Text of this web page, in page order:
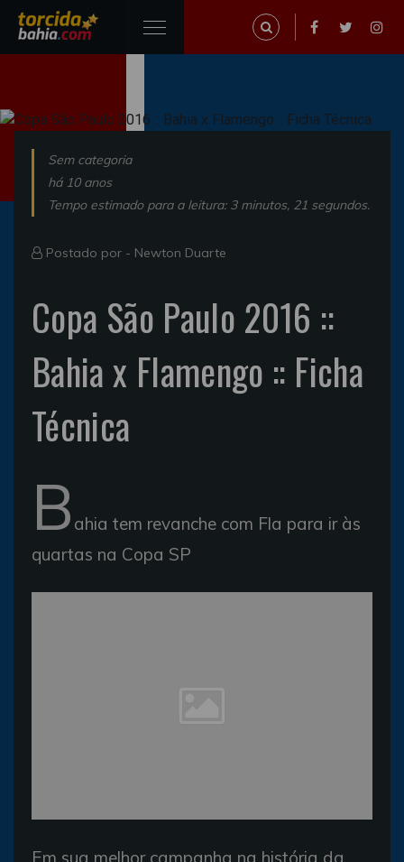
Sem categoria
há 10 anos
Tempo estimado para a leitura: 3 minutos, 21 segundos.
Postado por - Newton Duarte
Copa São Paulo 2016 ::
Bahia x Flamengo :: Ficha
Técnica
B ahia tem revanche com Fla para ir às
quartas na Copa SP
Em sua melhor campanha na história da